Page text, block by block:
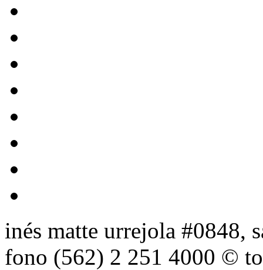
inés matte urrejola #0848,
fono (562) 2 251 4000 ©